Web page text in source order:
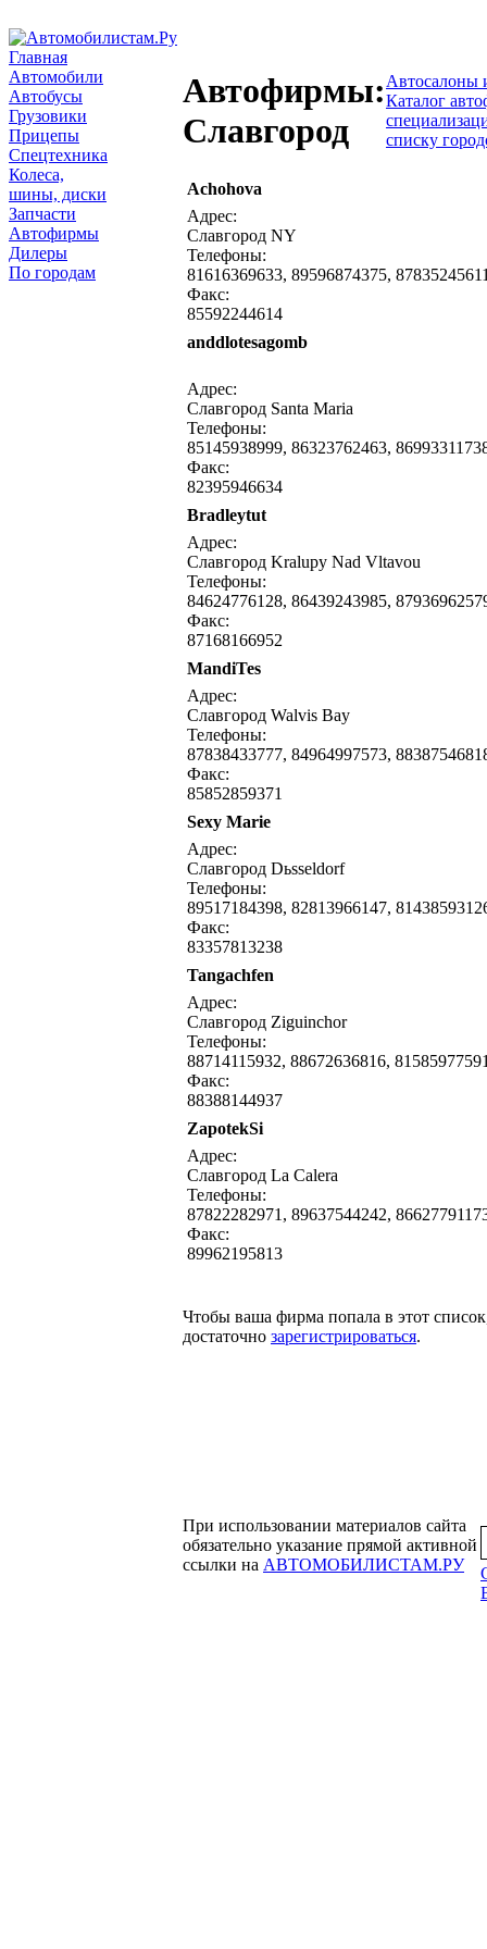
Главная
Автомобили
Автобусы
Грузовики
Прицепы
Спецтехника
Колеса,
шины, диски
Запчасти
Автофирмы
Дилеры
По городам
Автофирмы:
Славгород
Автосалоны
Каталог
списку
Achohova
Адрес:
Славгород NY
Телефоны:
81616369633, 89596874375,
Факс:
85592244614
anddlotesagomb
Адрес:
Славгород Santa Maria
Телефоны:
85145938999, 86323762463,
Факс:
82395946634
Bradleytut
Адрес:
Славгород Kralupy Nad Vltavou
Телефоны:
84624776128, 86439243985,
Факс:
87168166952
MandiTes
Адрес:
Славгород Walvis Bay
Телефоны:
87838433777, 84964997573,
Факс:
85852859371
Sexy Marie
Адрес:
Славгород Dьsseldorf
Телефоны:
89517184398, 82813966147,
Факс:
83357813238
Tangachfen
Адрес:
Славгород Ziguinchor
Телефоны:
88714115932, 88672636816,
Факс:
88388144937
ZapotekSi
Адрес:
Славгород La Calera
Телефоны:
87822282971, 89637544242,
Факс:
89962195813
Чтобы ваша фирма попала в этот
достаточно зарегистрироваться.
При использовании материалов сайта
обязательно указание прямой активной
ссылки на АВТОМОБИЛИСТАМ.РУ